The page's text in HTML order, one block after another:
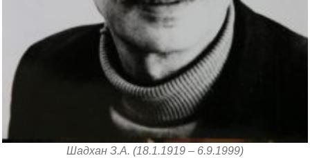
Шадхан З.А. (18.1.1919 – 6.9.1999)